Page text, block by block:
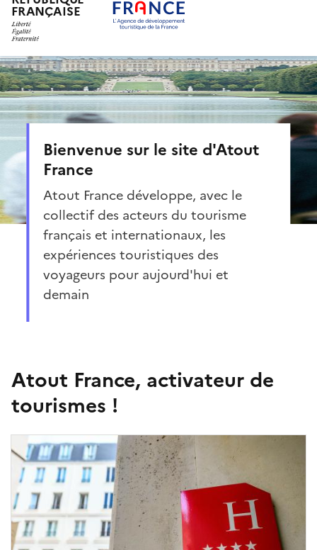
Aller
au
contenu
principal
FRANÇAISE
Bienvenue sur le site d'Atout
France
Atout France développe, avec le
collectif des acteurs du tourisme
français et internationaux, les
expériences touristiques des
voyageurs pour aujourd'hui et
demain
Atout France, activateur de
tourismes !